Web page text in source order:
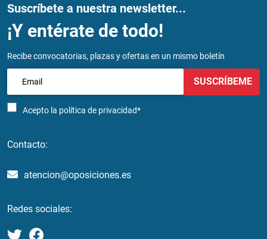
Suscríbete a nuestra newsletter...
¡Y entérate de todo!
Recibe convocatorias, plazas y ofertas en un mismo boletín
Acepto la política de privacidad*
SUSCRÍBEME
Contacto:
atencion@oposiciones.es
Redes sociales: